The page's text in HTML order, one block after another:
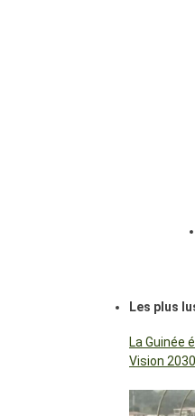
Les plus
La Guinée
Vision